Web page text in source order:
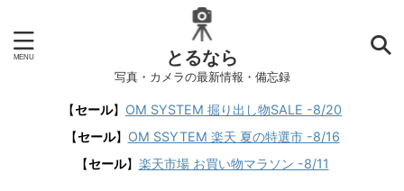
とるなら
写真・カメラの最新情報・備忘録
【セール】 OM SYSTEM 掘り出し物SALE -8/20
【セール】 OM SSYTEM 楽天 夏の特選市 -8/16
【セール】 楽天市場 お買い物マラソン -8/11